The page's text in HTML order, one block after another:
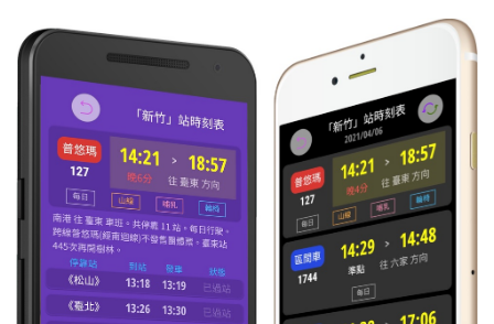
準時到
10:02
準時到
往 樹林 每日
10:36
準時到
區間
4521
往 花蓮 每日
10:37
準時到
自強
406
往 臺東 每日
10:40
區間
每日